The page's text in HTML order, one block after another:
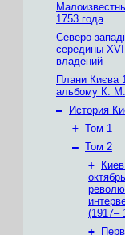
1753 года
Северо-
середины
владений
Плани Києва
альбому К. М.
–
История
+ Том 1
– Том 2
+
(1917–
+